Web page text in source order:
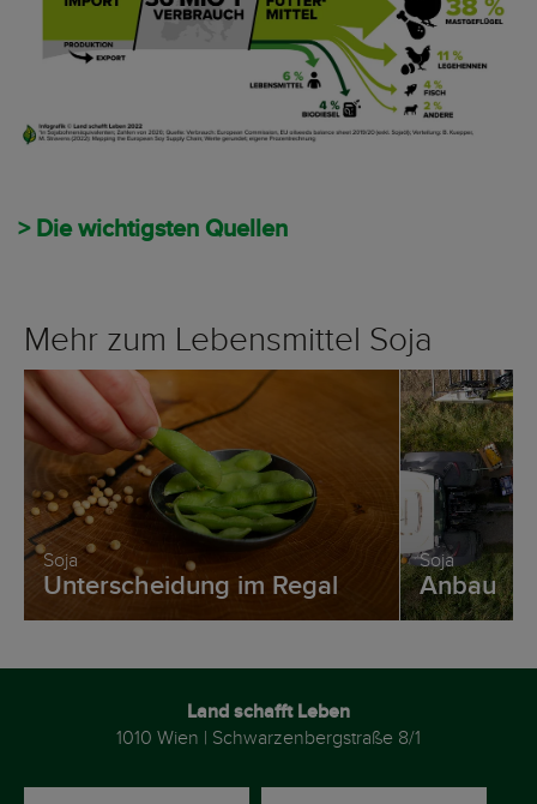
> Die wichtigsten Quellen
Mehr zum Lebensmittel Soja
Soja
Unterscheidung im Regal
Soja
Anbau
Land schafft Leben
1010 Wien | Schwarzenbergstraße 8/1